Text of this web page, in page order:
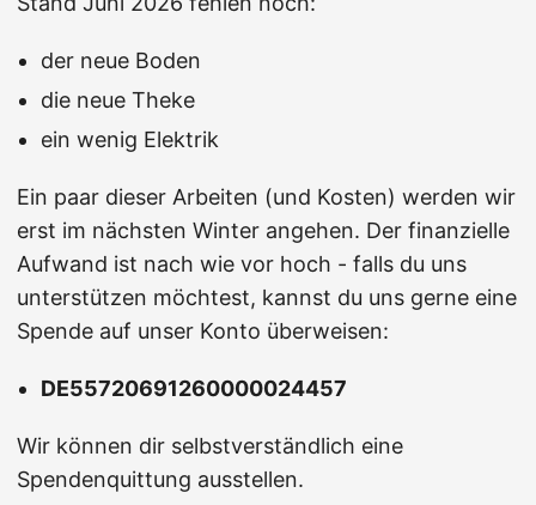
der neue Boden
die neue Theke
ein wenig Elektrik
Ein paar dieser Arbeiten (und Kosten) werden wir
erst im nächsten Winter angehen. Der finanzielle
Aufwand ist nach wie vor hoch - falls du uns
unterstützen möchtest, kannst du uns gerne eine
Spende auf unser Konto überweisen:
DE55720691260000024457
Wir können dir selbstverständlich eine
Spendenquittung ausstellen.